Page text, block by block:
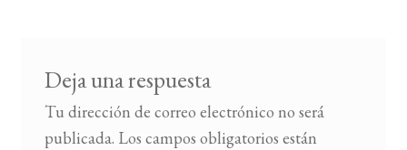
LISTA DE LIBROS
Deja una respuesta
Tu dirección de correo electrónico no será
publicada. Los campos obligatorios están